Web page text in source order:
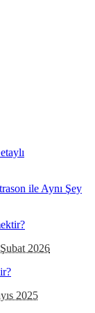
ile Aynı Şey
2026
2025